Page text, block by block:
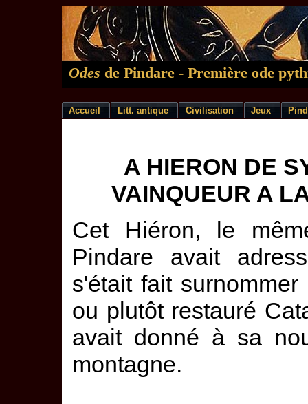
Odes de Pindare - Première ode
Accueil Litt. antique Civilisation Jeux
A HIERON DE
VAINQUEUR A
Cet Hiéron, le
Pindare avait
s'était fait
ou plutôt restauré
avait donné à sa
montagne.